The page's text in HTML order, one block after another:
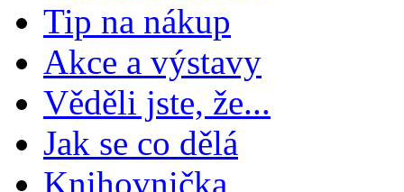
Tip na nákup
Akce a výstavy
Věděli jste, že...
Jak se co dělá
Knihovnička